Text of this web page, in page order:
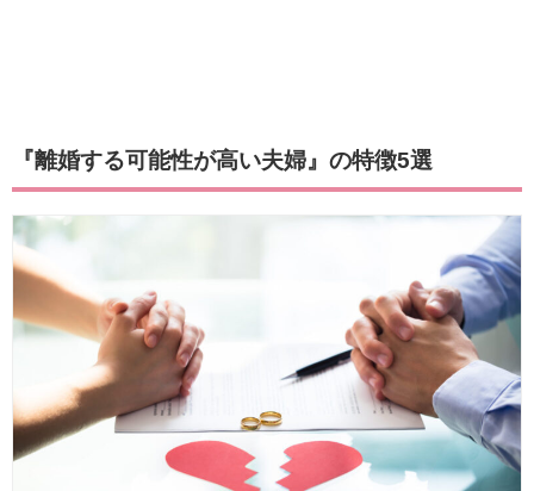
『離婚する可能性が高い夫婦』の特徴5選